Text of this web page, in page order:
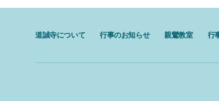
道誠寺について 行事のお知らせ 親鸞教室 行